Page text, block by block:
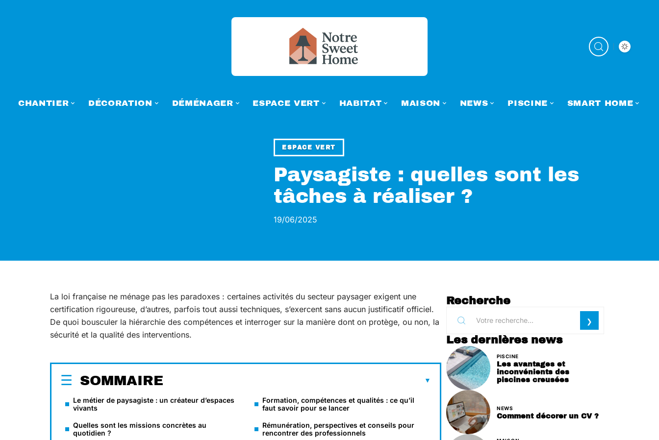
CHANTIER DÉCORATION DÉMÉNAGER ESPACE VERT HABITAT MAISON NEWS PISCINE SMART HOME
ESPACE VERT
Paysagiste : quelles sont les
tâches à réaliser ?
19/06/2025
La loi française ne ménage pas les paradoxes : certaines activités du secteur paysager exigent une
certification rigoureuse, d’autres, parfois tout aussi techniques, s’exercent sans aucun justificatif officiel.
De quoi bousculer la hiérarchie des compétences et interroger sur la manière dont on protège, ou non, la
sécurité et la qualité des interventions.
SOMMAIRE
Le métier de paysagiste : un créateur d’espaces
vivants
Quelles sont les missions concrètes au
quotidien ?
Formation, compétences et qualités : ce qu’il
faut savoir pour se lancer
Rémunération, perspectives et conseils pour
rencontrer des professionnels
Recherche
Les dernières news
PISCINE
Les avantages et
inconvénients des
piscines creusées
NEWS
Comment décorer un CV ?